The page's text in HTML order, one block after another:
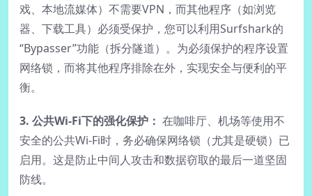
戏、本地流媒体）不需要VPN，而其他程序（如浏览
器、下载工具）必须受保护，您可以利用Surfshark的
“Bypasser”功能（拆分隧道）。为必须保护的程序设置
网络锁，而将其他程序排除在外，实现安全与便利的平
衡。
3. 公共Wi-Fi下的强化保护： 在咖啡厅、机场等使用不
安全的公共Wi-Fi时，务必确保网络锁（尤其是硬锁）已
启用。这是防止中间人攻击和数据窃取的最后一道坚固
防线。